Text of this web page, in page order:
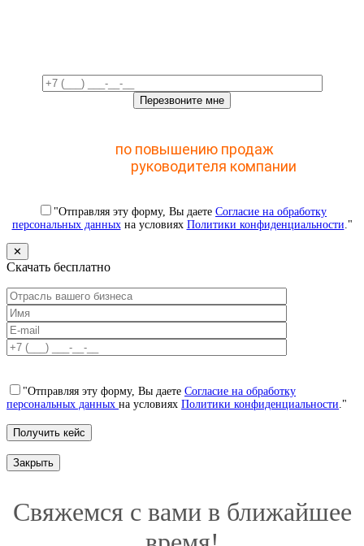
по повышению продаж
руководителя компании
"Отправляя эту форму, Вы даете Согласие на обработку
персональных данныхна условиях Политики конфиденциальности ."
✕
Скачать бесплатно
"Отправляя эту форму, Вы даете Согласие на обработку
персональных данных на условиях Политики конфиденциальности ."
Закрыть
Свяжемся с вами в ближайшее